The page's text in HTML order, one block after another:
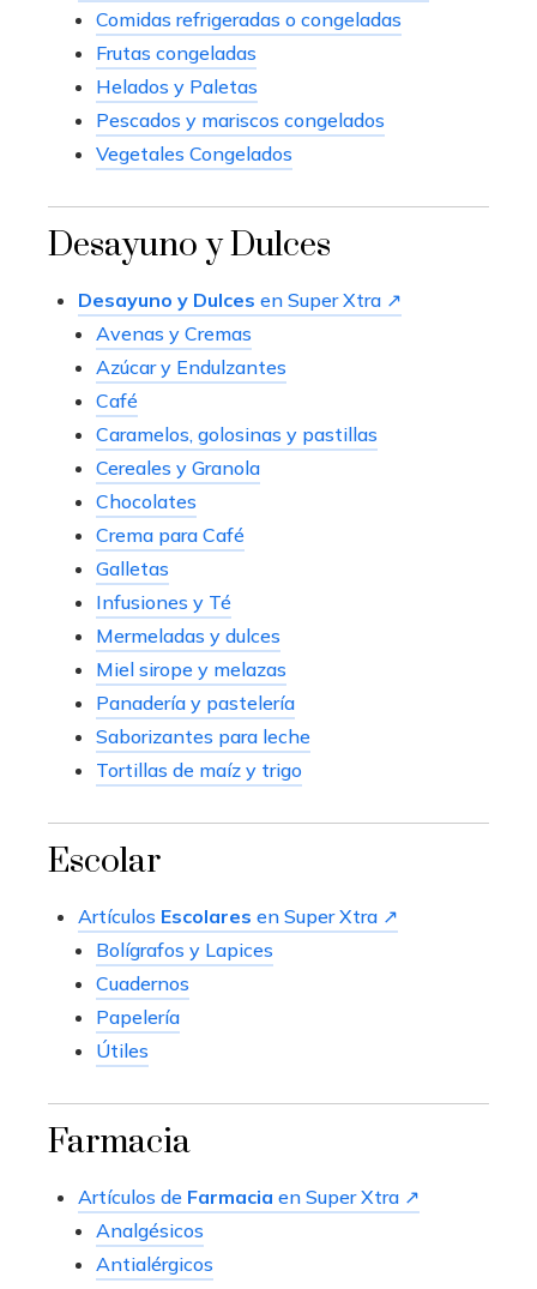
Comidas refrigeradas o congeladas
Frutas congeladas
Helados y Paletas
Pescados y mariscos congelados
Vegetales Congelados
Desayuno y Dulces
Desayuno y Dulces en Super Xtra ↗
Avenas y Cremas
Azúcar y Endulzantes
Café
Caramelos, golosinas y pastillas
Cereales y Granola
Chocolates
Crema para Café
Galletas
Infusiones y Té
Mermeladas y dulces
Miel sirope y melazas
Panadería y pastelería
Saborizantes para leche
Tortillas de maíz y trigo
Escolar
Artículos Escolares en Super Xtra ↗
Bolígrafos y Lapices
Cuadernos
Papelería
Útiles
Farmacia
Artículos de Farmacia en Super Xtra ↗
Analgésicos
Antialérgicos